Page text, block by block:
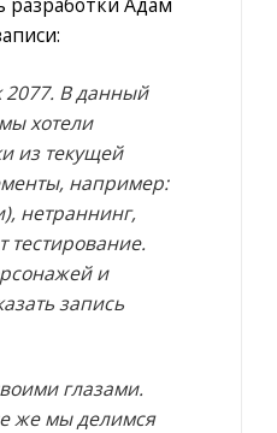
2077. В данный
хотели
из текущей
например:
нетраннинг,
тестирование.
и
запись
глазами.
же мы делимся